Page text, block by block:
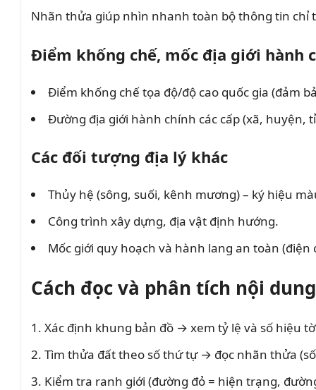
Nhãn thửa giúp nhìn nhanh toàn bộ thông tin chỉ
Điểm khống chế, mốc địa giới hành
Điểm khống chế tọa độ/độ cao quốc gia (đảm
Đường địa giới hành chính các cấp (xã, huyện,
Các đối tượng địa lý khác
Thủy hệ (sông, suối, kênh mương) – ký hiệu
Công trình xây dựng, địa vật định hướng.
Mốc giới quy hoạch và hành lang an toàn
Cách đọc và phân tích nội
Xác định khung bản đồ → xem tỷ lệ và số hiệu
Tìm thửa đất theo số thứ tự → đọc nhãn thửa
Kiểm tra ranh giới (đường đỏ = hiện trạng,